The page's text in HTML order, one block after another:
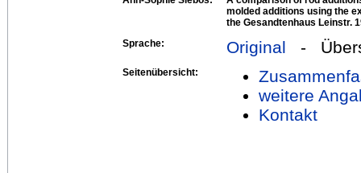
molded additions using the
the Gesandtenhaus Leinstr.
Sprache:
Original -
Seitenübersicht:
weitere
Kontakt